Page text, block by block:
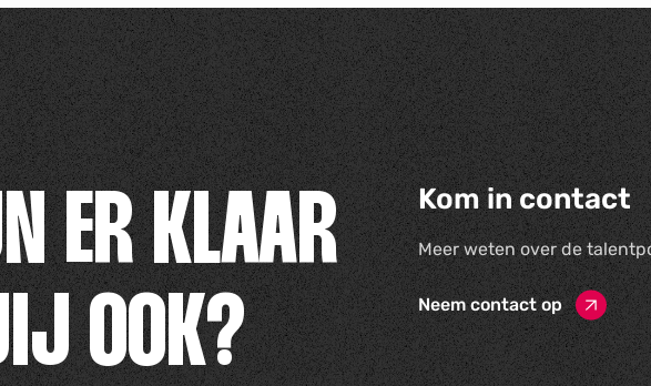
ER KLAAR
OOK?
Kom in contact
Meer weten over de
Neem contact op